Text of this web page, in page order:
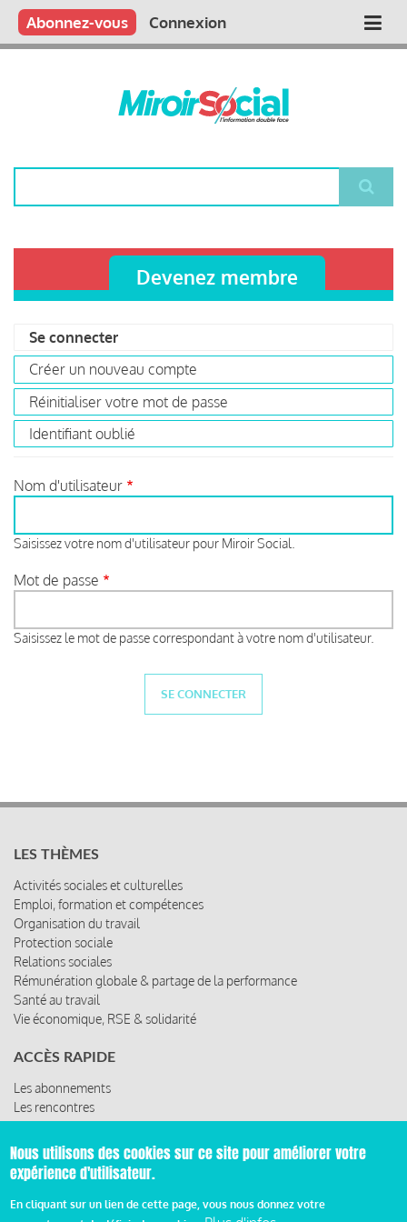
Aller
contenu
Main
Qui sommes nous ?
Vous publiez
Nous publions
Contactez-nous
Abonnez-vous Connexion
Devenez membre
Primary
tabs
Se connecter
actif)
Créer un nouveau compte
Réinitialiser votre mot de passe
Identifiant oublié
Nom d'utilisateur
Saisissez votre nom d'utilisateur pour Miroir Social.
Mot de passe
Saisissez le mot de passe correspondant à votre nom d'utilisateur.
LES THÈMES
Activités sociales et culturelles
Emploi, formation et compétences
Organisation du travail
Protection sociale
Relations sociales
Rémunération globale & partage de la performance
Santé au travail
Vie économique, RSE & solidarité
ACCÈS RAPIDE
Les abonnements
Les rencontres
Les ressources
© 2019 Miroir Social - Réalisé parCafffeine
Nous utilisons des cookies sur ce site pour améliorer votre
expérience d'utilisateur.
En cliquant sur un lien de cette page, vous nous donnez votre